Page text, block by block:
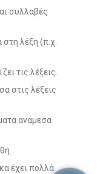
συλλαβές
λέξη (π.χ.
τις λέξεις.
στις λέξεις
ανάμεσα
έχει πολλά